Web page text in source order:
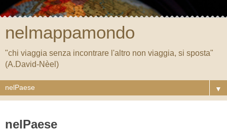
nelmappamondo
"chi viaggia senza incontrare l'altro non viaggia, si sposta"
(A.David-Nèel)
▼
nelPaese